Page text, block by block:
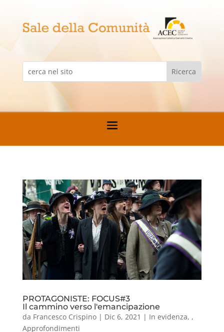
PROTAGONISTE: FOCUS#3
Il cammino verso l'emancipazione
da Francesco Crispino| Dic 6, 2021 | In evidenza, ,
Approfondimenti